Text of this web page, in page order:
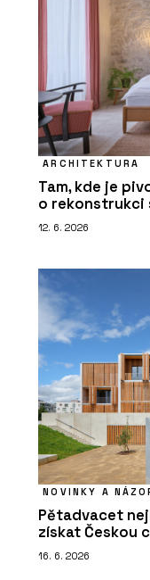
ARCHITEKTURA
Tam, kde je
o rekonstrukci
12. 6. 2026
NOVINKY A
Pětadvacet
získat Českou
16. 6. 2026